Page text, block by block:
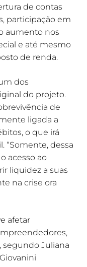
de contas
participação em
aumento nos
e até mesmo
de renda.
dos
do projeto.
de
ligada a
o que irá
“Somente, dessa
acesso ao
liquidez a suas
na crise ora
afetar
segundo Juliana